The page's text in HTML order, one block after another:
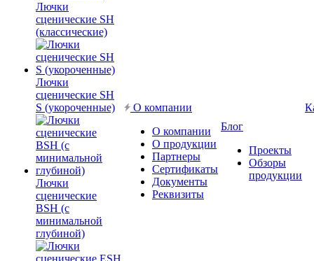
Лючки
сценические SH
(классические)
Лючки
сценические SH
S (укороченные)
Лючки
сценические
BSH (с
минимальной
глубиной)
О компании
О компании
О продукции
Партнеры
Сертификаты
Документы
Реквизиты
Блог
Проекты
Обзоры
продукции